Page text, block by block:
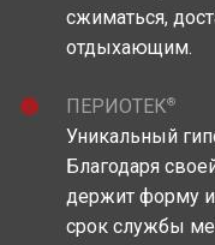
сжиматься,
отдыхающим.
ПЕРИОТЕК®
Уникальный
Благодаря
держит форму и
срок службы